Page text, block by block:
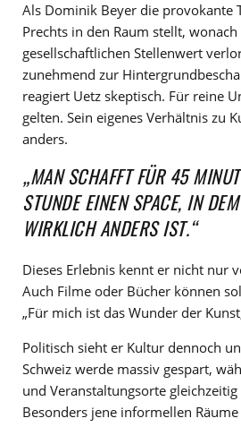
Als Dominik Beyer die provokante
Prechts in den Raum stellt,
gesellschaftlichen Stellenwert
zunehmend zur
reagiert Uetz skeptisch. Für reine
gelten. Sein eigenes Verhältnis zu
anders.
„MAN SCHAFFT FÜR 45
STUNDE EINEN SPACE, IN
WIRKLICH ANDERS IST.“
Dieses Erlebnis kennt er nicht nur
Auch Filme oder Bücher können
„Für mich ist das Wunder der
Politisch sieht er Kultur dennoch
Schweiz werde massiv gespart,
und Veranstaltungsorte
Besonders jene informellen